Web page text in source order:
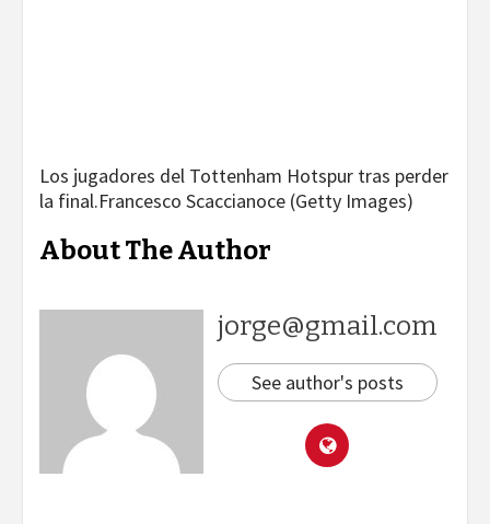
Los jugadores del Tottenham Hotspur tras perder
la final.Francesco Scaccianoce (Getty Images)
About The Author
jorge@gmail.com
See author's posts